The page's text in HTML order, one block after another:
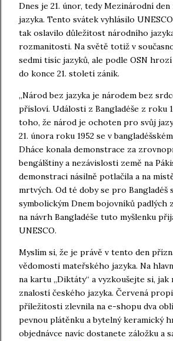
Dnes je 21. únor, tedy Mezinárodní
jazyka. Tento svátek vyhlásilo
tak oslavilo důležitost národního
rozmanitosti. Na světě totiž v
sedmi tisíc jazyků, ale podle OSN
do konce 21. století zánik.
„Národ bez jazyka je národem bez
přísloví. Události z Bangladéše z roku
toho, že národ je ochoten pro svůj
21. února roku 1952 se v
Dháce konala demonstrace za
bengálštiny a nezávislosti země na
demonstraci násilně potlačila a na
mrtvých. Od té doby se pro Bangladéš
symbolickým Dnem bojovníků padlých
na návrh Bangladéše tuto myšlenku
UNESCO.
Myslím si, že je právě v tento den
vědomosti mateřského jazyka. Na
na kartu „Diktáty“ a vyzkoušejte si, jak
znalostí českého jazyka. Červená
příležitosti zlevnila na e-shopu dva
pevnou plátěnku a bytelný keramický
objednávce navíc dostanete záložku a